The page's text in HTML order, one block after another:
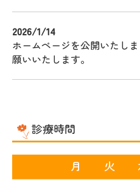
2026/1/14
ホームページを公開いたし
願いいたします。
診療時間
月 火